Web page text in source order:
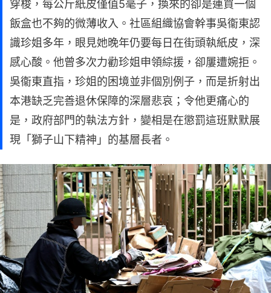
穿梭，每公斤紙皮僅值5毫子，換來的卻是連買一個
飯盒也不夠的微薄收入。社區組織協會幹事吳衞東認
識珍姐多年，眼見她晚年仍要每日在街頭執紙皮，深
感心酸。他曾多次力勸珍姐申領綜援，卻屢遭婉拒。
吳衞東直指，珍姐的困境並非個別例子，而是折射出
本港缺乏完善退休保障的深層悲哀；令他更痛心的
是，政府部門的執法方針，變相是在懲罰這班默默展
現「獅子山下精神」的基層長者。